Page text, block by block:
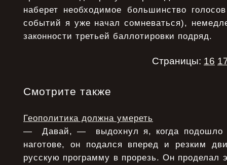
наберет необходимое большинство
событий я уже начал сомневаться),
законности третьей баллотировки подряд.
Страницы: 16
Смотрите также
Геополитика должна умереть
— Давай, — выдохнул я, когда подошло
наготове, он подался вперед и резким
русскую программу в прорезь. Он проделал